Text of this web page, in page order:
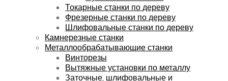
Токарные станки по дереву
Фрезерные станки по дереву
Шлифовальные станки по дереву
Камнерезные станки
Металлообрабатывающие станки
Винторезы
Вытяжные установки по металлу
Заточные, шлифовальные и